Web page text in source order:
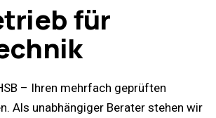
für
– Ihren mehrfach geprüften
Als unabhängiger Berater stehen wir